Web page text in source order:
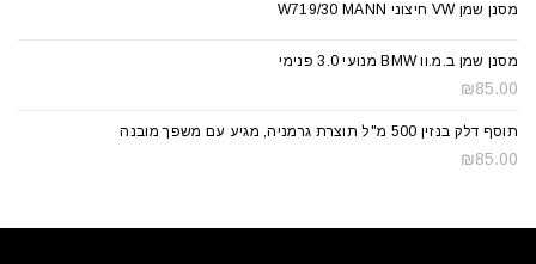
מסנן שמן VW חיצוני W719/30 MANN
מסנן שמן ב.מ.וו BMW מנועי 3.0 פנימי
₪85.00
תוסף דלק בנזין 500 מ"ל תוצרת גרמניה, מגיע עם משפך מובנה
₪85.00